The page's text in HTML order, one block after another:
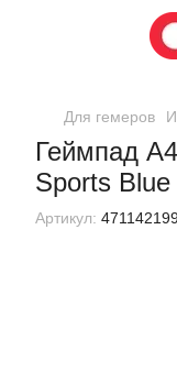
Для гемеров
Геймпад
Sports Blue
Артикул: